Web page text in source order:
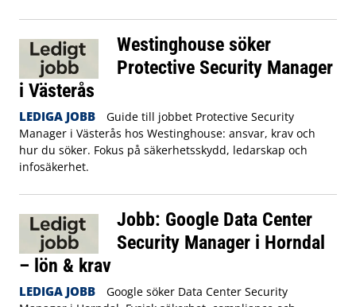
Westinghouse söker
Protective Security Manager
i Västerås
LEDIGA JOBB
Guide till jobbet Protective Security
Manager i Västerås hos Westinghouse: ansvar, krav och
hur du söker. Fokus på säkerhetsskydd, ledarskap och
infosäkerhet.
Jobb: Google Data Center
Security Manager i Horndal
– lön & krav
LEDIGA JOBB
Google söker Data Center Security